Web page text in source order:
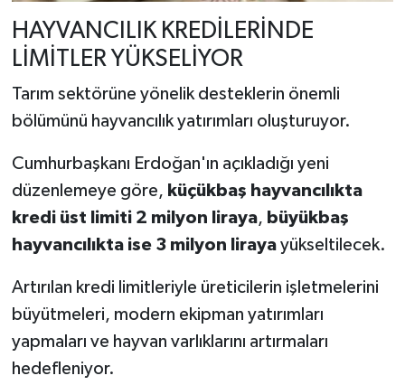
HAYVANCILIK KREDİLERİNDE
LİMİTLER YÜKSELİYOR
Tarım sektörüne yönelik desteklerin önemli
bölümünü hayvancılık yatırımları oluşturuyor.
Cumhurbaşkanı Erdoğan'ın açıkladığı yeni
düzenlemeye göre, küçükbaş hayvancılıkta
kredi üst limiti 2 milyon liraya, büyükbaş
hayvancılıkta ise 3 milyon lirayayükseltilecek.
Artırılan kredi limitleriyle üreticilerin işletmelerini
büyütmeleri, modern ekipman yatırımları
yapmaları ve hayvan varlıklarını artırmaları
hedefleniyor.